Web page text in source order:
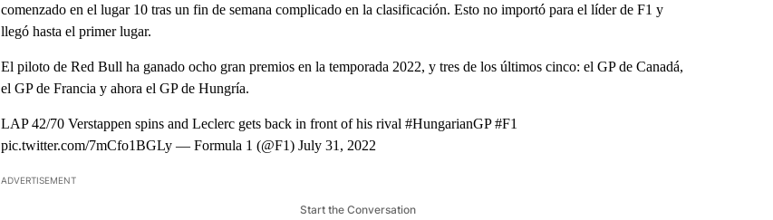
comenzado en el lugar 10 tras un fin de semana complicado en la clasificación. Esto no importó para el líder de F1 y
llegó hasta el primer lugar.
El piloto de Red Bull ha ganado ocho gran premios en la temporada 2022, y tres de los últimos cinco: el GP de Canadá,
el GP de Francia y ahora el GP de Hungría.
LAP 42/70 Verstappen spins and Leclerc gets back in front of his rival #HungarianGP #F1
pic.twitter.com/7mCfo1BGLy — Formula 1 (@F1) July 31, 2022
ADVERTISEMENT
Start the Conversation